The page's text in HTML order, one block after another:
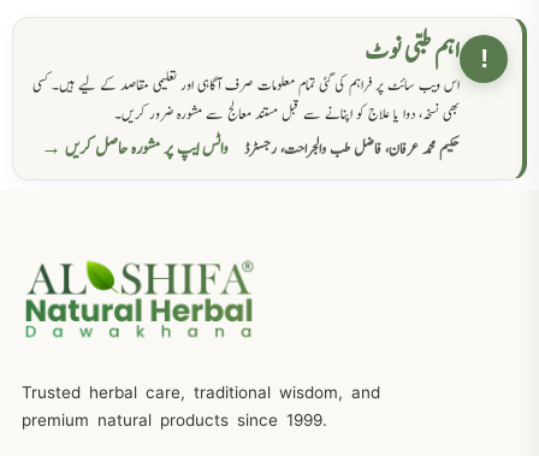
! اہم طبی نوٹ
اس ویب سائٹ پر فراہم کی گئی تمام معلومات صرف آگاہی اور تعلیمی مقاصد کے لیے ہیں۔ کسی
بھی نسخہ، دوا یا علاج کو اپنانے سے قبل مستند معالج سے مشورہ ضرور کریں۔
حکیم محمد عرفان، فاضل طب والجراحت، رجسٹرڈ
واٹس ایپ پر مشورہ حاصل کریں →
Trusted herbal care, traditional wisdom, and
premium natural products since 1999.